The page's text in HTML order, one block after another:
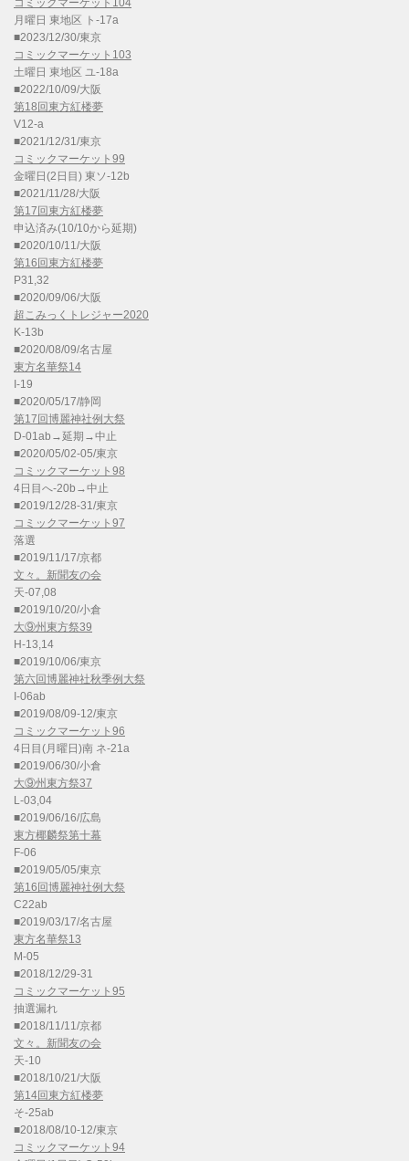
月曜日 東地区 ト-17a
■2023/12/30/東京
コミックマーケット103
土曜日 東地区 ユ-18a
■2022/10/09/大阪
第18回東方紅楼夢
V12-a
■2021/12/31/東京
コミックマーケット99
金曜日(2日目) 東ソ-12b
■2021/11/28/大阪
第17回東方紅楼夢
申込済み(10/10から延期)
■2020/10/11/大阪
第16回東方紅楼夢
P31,32
■2020/09/06/大阪
超こみっくトレジャー2020
K-13b
■2020/08/09/名古屋
東方名華祭14
I-19
■2020/05/17/静岡
第17回博麗神社例大祭
D-01ab→延期→中止
■2020/05/02-05/東京
コミックマーケット98
4日目へ-20b→中止
■2019/12/28-31/東京
コミックマーケット97
落選
■2019/11/17/京都
文々。新聞友の会
天-07,08
■2019/10/20/小倉
大⑨州東方祭39
H-13,14
■2019/10/06/東京
第六回博麗神社秋季例大祭
I-06ab
■2019/08/09-12/東京
コミックマーケット96
4日目(月曜日)南 ネ-21a
■2019/06/30/小倉
大⑨州東方祭37
L-03,04
■2019/06/16/広島
東方椰麟祭第十幕
F-06
■2019/05/05/東京
第16回博麗神社例大祭
C22ab
■2019/03/17/名古屋
東方名華祭13
M-05
■2018/12/29-31
コミックマーケット95
抽選漏れ
■2018/11/11/京都
文々。新聞友の会
天-10
■2018/10/21/大阪
第14回東方紅楼夢
そ-25ab
■2018/08/10-12/東京
コミックマーケット94